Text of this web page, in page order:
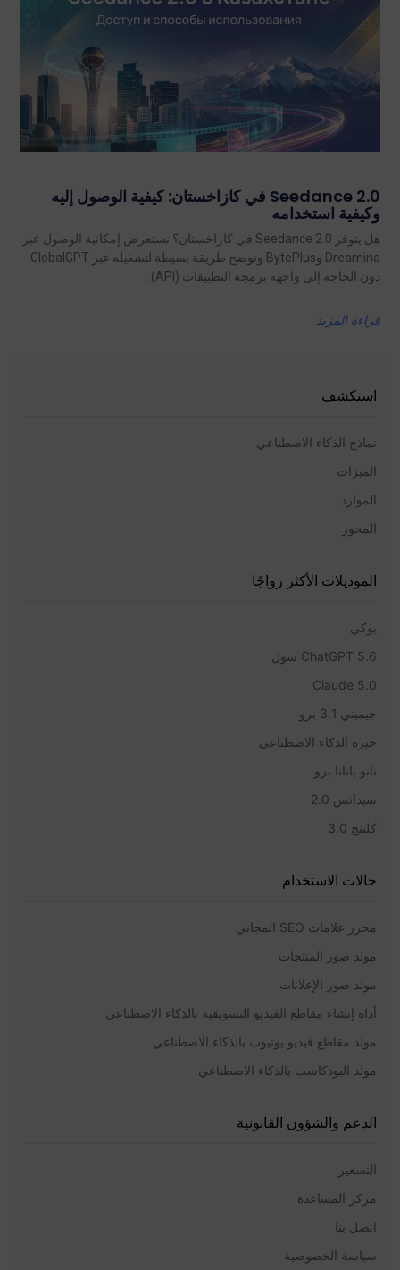
Seedance 2.0 في كازاخستان: كيفية الوصول إليه
وكيفية استخدامه
هل يتوفر Seedance 2.0 في كازاخستان؟ نستعرض إمكانية الوصول عبر
Dreamina وBytePlus ونوضح طريقة بسيطة لتشغيله عبر GlobalGPT
دون الحاجة إلى واجهة برمجة التطبيقات (API).
قراءة المزيد
استكشف
نماذج الذكاء الاصطناعي
الميزات
الموارد
المحور
الموديلات الأكثر رواجًا
يوكي
ChatGPT 5.6 سول
Claude 5.0
جيميني 3.1 برو
حيرة الذكاء الاصطناعي
نانو بانانا برو
سيدانس 2.0
كلينج 3.0
حالات الاستخدام
محرر علامات SEO المجاني
مولد صور المنتجات
مولد صور الإعلانات
أداة إنشاء مقاطع الفيديو التسويقية بالذكاء الاصطناعي
مولد مقاطع فيديو يوتيوب بالذكاء الاصطناعي
مولد البودكاست بالذكاء الاصطناعي
الدعم والشؤون القانونية
التسعير
مركز المساعدة
اتصل بنا
سياسة الخصوصية